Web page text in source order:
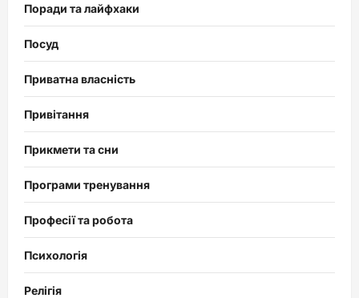
Поради та лайфхаки
Посуд
Приватна власність
Привітання
Прикмети та сни
Програми тренування
Професії та робота
Психологія
Релігія